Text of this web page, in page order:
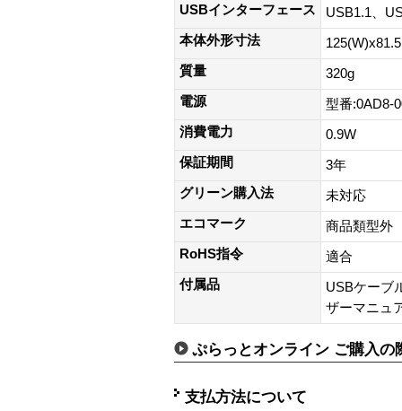
USBインターフェース
USB1.1、
本体外形寸法
質量
320g
電源
型番:0AD8-
消費電力
0.9W
保証期間
3年
グリーン購入法
未対応
エコマーク
商品類型外
RoHS指令
適合
付属品
USBケーブ
ザーマニュ
ぷらっとオンライン ご購入の
支払方法について